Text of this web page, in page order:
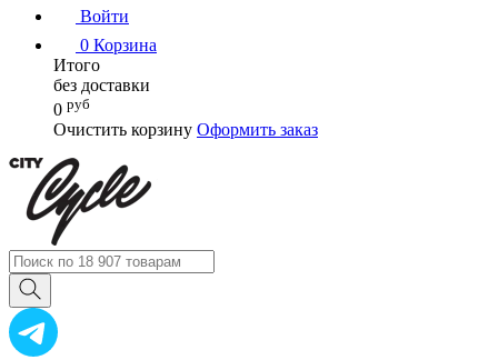
Войти
0 Корзина
Итого
без доставки
0 руб
Очистить корзину Оформить заказ